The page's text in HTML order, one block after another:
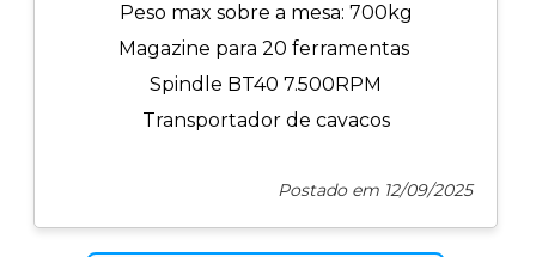
Peso max sobre a mesa: 700kg
Magazine para 20 ferramentas
Spindle BT40 7.500RPM
Transportador de cavacos
Postado em 12/09/2025